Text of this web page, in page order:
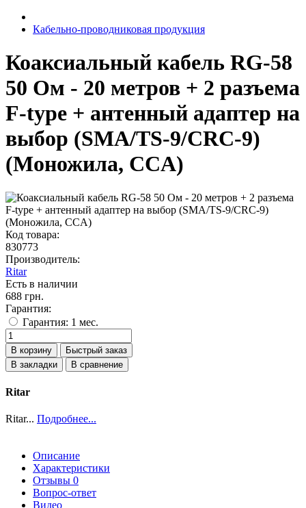
Кабельно-проводниковая продукция
Коаксиальный кабель RG-58
50 Ом - 20 метров + 2 разъема
F-type + антенный адаптер на
выбор (SMA/TS-9/CRC-9)
(Моножила, CCA)
Код товара:
830773
Производитель:
Ritar
Есть в наличии
688 грн.
Гарантия:
Гарантия: 1 мес.
В корзину
Быстрый заказ
В закладки
В сравнение
Ritar
Ritar... Подробнее...
Описание
Характеристики
Отзывы 0
Вопрос-ответ
Видео